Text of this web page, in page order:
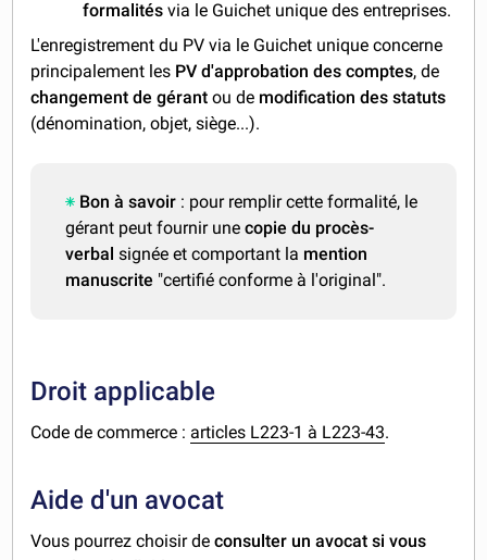
formalitésvia le Guichet unique des entreprises.
L'enregistrement du PV via le Guichet unique concerne
principalement les PV d'approbation des comptes, de
changement de gérant ou de modification des statuts
(dénomination, objet, siège...).
Bon à savoir : pour remplir cette formalité, le
gérant peut fournir unecopie du procès-
verbalsignée et comportant la mention
manuscrite "certifié conforme à l'original".
Droit applicable
Code de commerce : articles L223-1 à L223-43.
Aide d'un avocat
Vous pourrez choisir deconsulter un avocat si vous